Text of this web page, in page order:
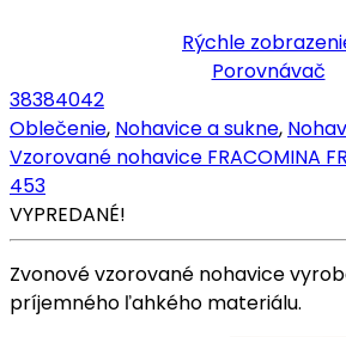
Rýchle
Porovnávač
38384042
Oblečenie, Nohavice a sukne,
Vzorované nohavice FRACOMINA
453
VYPREDANÉ!
Zvonové vzorované nohavice
príjemného ľahkého materiálu.